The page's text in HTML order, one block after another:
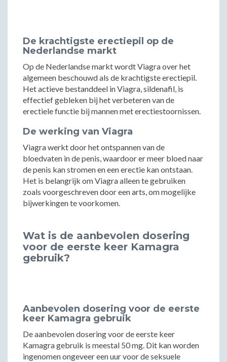
De krachtigste erectiepil op de
Nederlandse markt
Op de Nederlandse markt wordt Viagra over het
algemeen beschouwd als de krachtigste erectiepil.
Het actieve bestanddeel in Viagra, sildenafil, is
effectief gebleken bij het verbeteren van de
erectiele functie bij mannen met erectiestoornissen.
De werking van Viagra
Viagra werkt door het ontspannen van de
bloedvaten in de penis, waardoor er meer bloed naar
de penis kan stromen en een erectie kan ontstaan.
Het is belangrijk om Viagra alleen te gebruiken
zoals voorgeschreven door een arts, om mogelijke
bijwerkingen te voorkomen.
Wat is de aanbevolen dosering
voor de eerste keer Kamagra
gebruik?
Aanbevolen dosering voor de eerste
keer Kamagra gebruik
De aanbevolen dosering voor de eerste keer
Kamagra gebruik is meestal 50 mg. Dit kan worden
ingenomen ongeveer een uur voor de seksuele